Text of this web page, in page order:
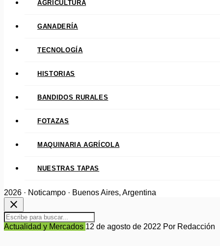
AGRICULTURA
GANADERÍA
TECNOLOGÍA
HISTORIAS
BANDIDOS RURALES
FOTAZAS
MAQUINARIA AGRÍCOLA
NUESTRAS TAPAS
2026 · Noticampo · Buenos Aires, Argentina
close
Actualidad y Mercados 12 de agosto de 2022 Por Redacción